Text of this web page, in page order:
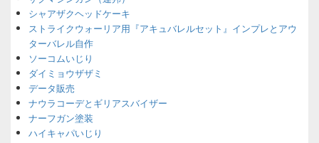
シャアザクヘッドケーキ
ストライクウォーリア用『アキュバレルセット』インプレとアウ
ターバレル自作
ソーコムいじり
ダイミョウザザミ
データ販売
ナウラコーデとギリアスバイザー
ナーフガン塗装
ハイキャパいじり